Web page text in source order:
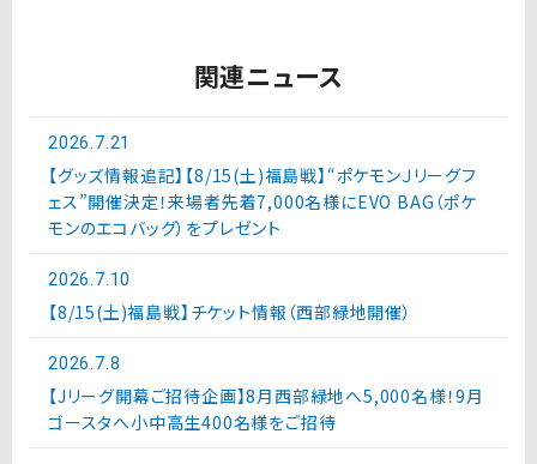
関連ニュース
2026.7.21
【グッズ情報追記】【8/15(土)福島戦】“ポケモンＪリーグフ
ェス”開催決定！来場者先着7,000名様にEVO BAG（ポケ
モンのエコバッグ）をプレゼント
2026.7.10
【8/15(土)福島戦】チケット情報（西部緑地開催）
2026.7.8
【Jリーグ開幕ご招待企画】8月西部緑地へ5,000名様！9月
ゴースタへ小中高生400名様をご招待